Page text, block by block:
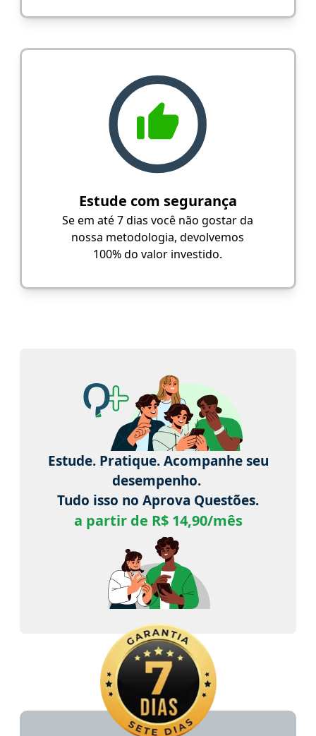
Estude com segurança
Se em até 7 dias você não gostar da
nossa metodologia, devolvemos
100% do valor investido.
Estude. Pratique. Acompanhe seu
desempenho.
Tudo isso no Aprova Questões.
a partir de R$ 14,90/mês